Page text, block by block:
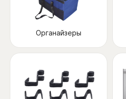
Органайзеры